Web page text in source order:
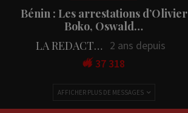
Bénin : Les arrestations d’Olivier
Boko, Oswald…
LA REDACTION
2 ans depuis
37 318
AFFICHER PLUS DE MESSAGES